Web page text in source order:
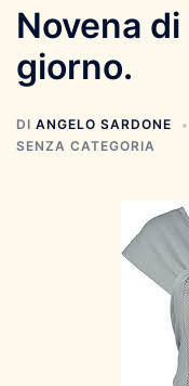
Novena
giorno.
DI ANGELO SARDONE
SENZA CATEGORIA